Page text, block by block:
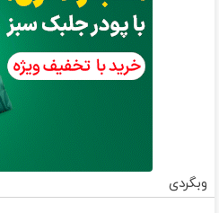
وبگردی